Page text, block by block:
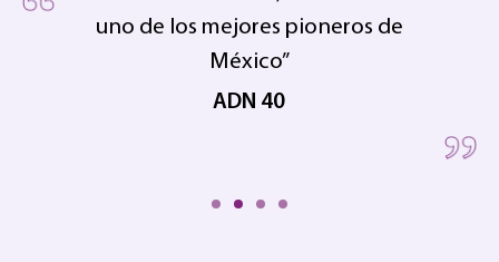
uno de los mejores pioneros de
México”
ADN 40